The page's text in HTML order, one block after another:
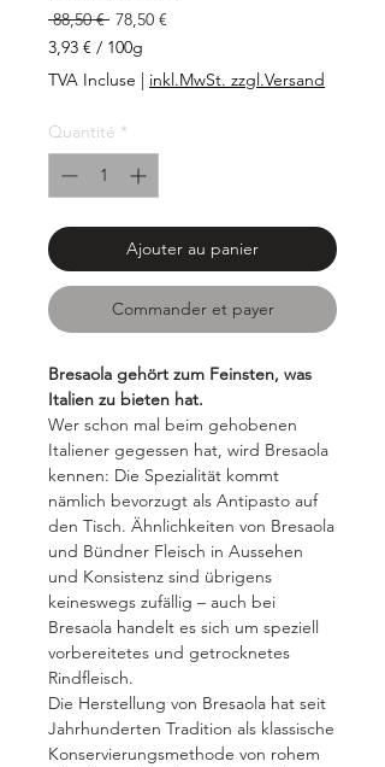
88,50 € Prix
original
78,50 €
3,93 € / 100g
3,93 €
pour
Grammes
TVA Incluse | inkl.MwSt. zzgl.Versand
Quantité *
Ajouter au panier
Commander et payer
Bresaola gehört zum Feinsten, was
Italien zu bieten hat.
Wer schon mal beim gehobenen
Italiener gegessen hat, wird Bresaola
kennen: Die Spezialität kommt
nämlich bevorzugt als Antipasto auf
den Tisch. Ähnlichkeiten von Bresaola
und Bündner Fleisch in Aussehen
und Konsistenz sind übrigens
keineswegs zufällig – auch bei
Bresaola handelt es sich um speziell
vorbereitetes und getrocknetes
Rindfleisch.
Die Herstellung von Bresaola hat seit
Jahrhunderten Tradition als klassische
Konservierungsmethode von rohem